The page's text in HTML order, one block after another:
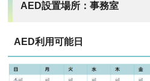
AED設置場所：事務室
AED利用可能日